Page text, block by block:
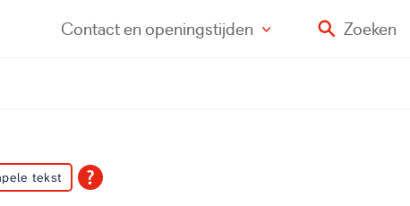
Contacten openingstijden Zoeken
tekst